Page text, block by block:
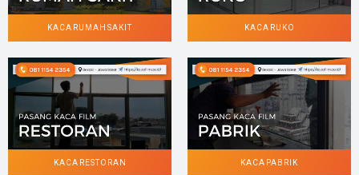
KACA RUMAH SAKIT KACA RUKO
KACA RESTORAN KACA PABRIK